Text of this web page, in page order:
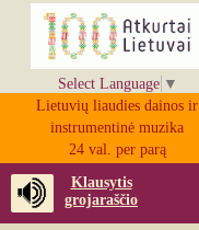
Select Language ▼
Lietuvių liaudies dainos ir
instrumentinė muzika
24 val. per parą
Klausytis
grojaraščio